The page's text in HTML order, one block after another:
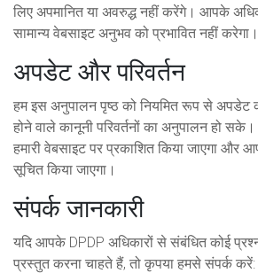
लिए अपमानित या अवरुद्ध नहीं करेंगे। आपके
सामान्य वेबसाइट अनुभव को प्रभावित नहीं करेगा।
अपडेट और परिवर्तन
हम इस अनुपालन पृष्ठ को नियमित रूप से अपडेट
होने वाले कानूनी परिवर्तनों का अनुपालन हो सके।
हमारी वेबसाइट पर प्रकाशित किया जाएगा और
सूचित किया जाएगा।
संपर्क जानकारी
यदि आपके DPDP अधिकारों से संबंधित कोई
प्रस्तुत करना चाहते हैं, तो कृपया हमसे संपर्क करें: